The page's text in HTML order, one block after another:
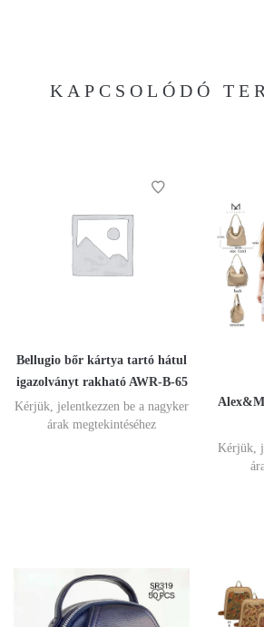
KAPCSOLÓDÓ
Bellugio bőr kártya tartó hátul
igazolványt rakható AWR-B-65
Kérjük, jelentkezzen be a nagyker
árak megtekintéséhez
Kérjük,